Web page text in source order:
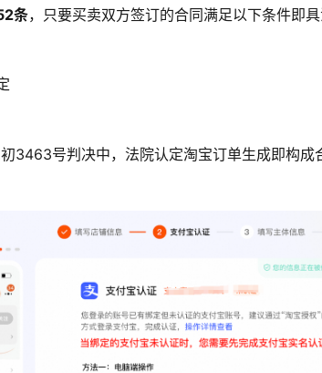
条，只要买卖双方签订的合同满足以下条件即
3463号判决中，法院认定淘宝订单生成即构成